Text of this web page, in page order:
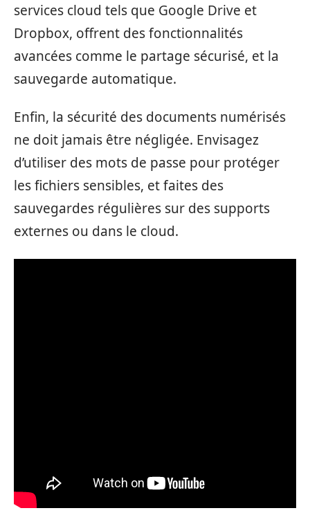
services cloud tels que Google Drive et
Dropbox, offrent des fonctionnalités
avancées comme le partage sécurisé, et la
sauvegarde automatique.
Enfin, la sécurité des documents numérisés
ne doit jamais être négligée. Envisagez
d’utiliser des mots de passe pour protéger
les fichiers sensibles, et faites des
sauvegardes régulières sur des supports
externes ou dans le cloud.